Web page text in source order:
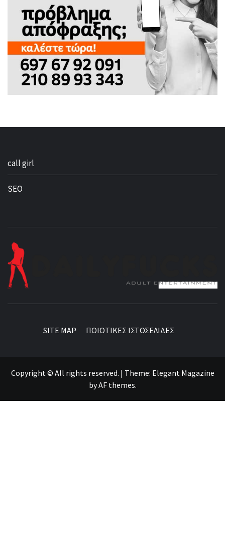
call girl
SEO
SITE MAP ΠΟΙΟΤΙΚΕΣ ΙΣΤΟΣΕΛΙΔΕΣ
Copyright © All rights reserved. | Theme: Elegant Magazine
byAF themes.